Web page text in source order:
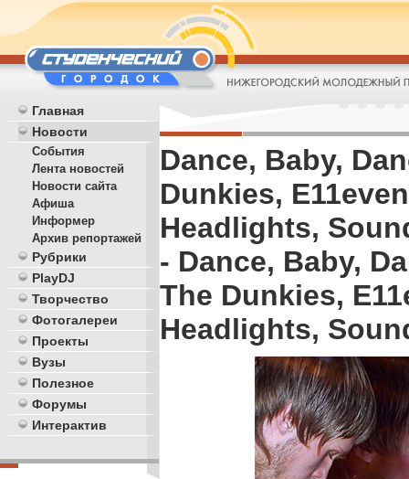
Главная
Новости
События
Лента новостей
Новости сайта
Афиша
Информер
Архив репортажей
Рубрики
PlayDJ
Творчество
Фотогалереи
Проекты
Вузы
Полезное
Форумы
Интерактив
Dance, Baby,
Dunkies,
Headlights,
- Dance, Baby,
The Dunkies,
Headlights,